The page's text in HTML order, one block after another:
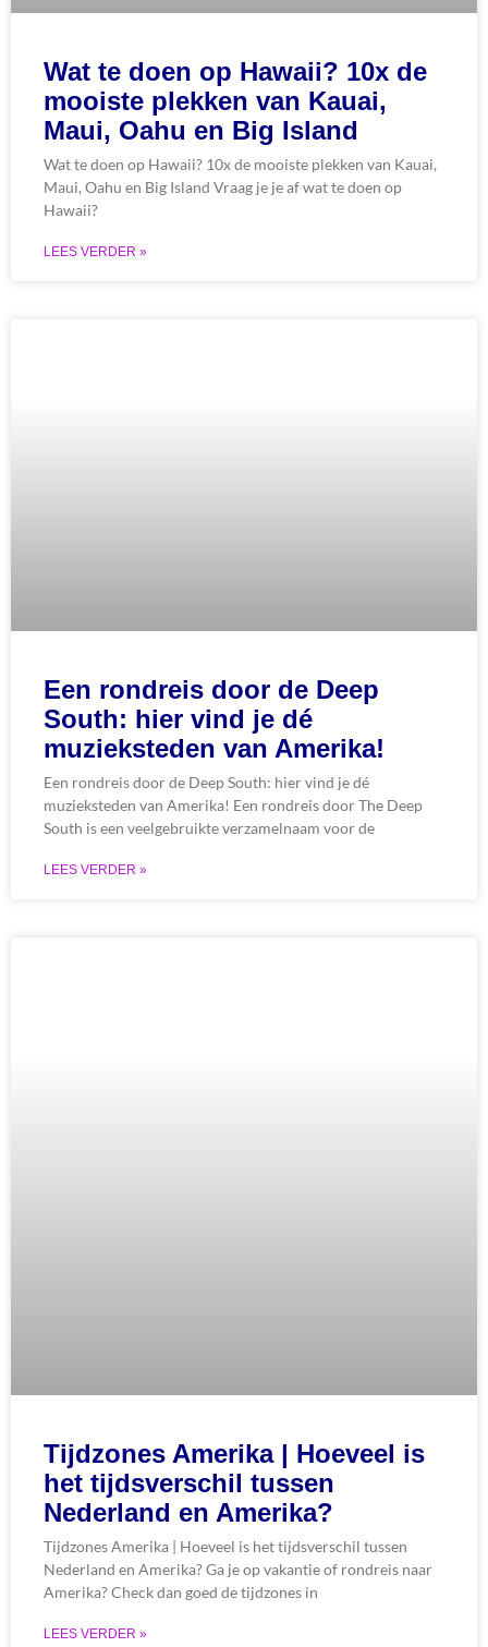
Wat te doen op Hawaii? 10x de
mooiste plekken van Kauai,
Maui, Oahu en Big Island
Wat te doen op Hawaii? 10x de mooiste plekken van Kauai,
Maui, Oahu en Big Island Vraag je je af wat te doen op
Hawaii?
LEES VERDER »
Een rondreis door de Deep
South: hier vind je dé
muzieksteden van Amerika!
Een rondreis door de Deep South: hier vind je dé
muzieksteden van Amerika! Een rondreis door The Deep
South is een veelgebruikte verzamelnaam voor de
LEES VERDER »
Tijdzones Amerika | Hoeveel is
het tijdsverschil tussen
Nederland en Amerika?
Tijdzones Amerika | Hoeveel is het tijdsverschil tussen
Nederland en Amerika? Ga je op vakantie of rondreis naar
Amerika? Check dan goed de tijdzones in
LEES VERDER »